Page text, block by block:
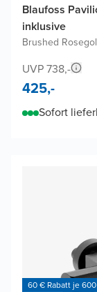
Blaufoss
inklusive
Brushed
UVP 738,-
425,-
Sofort
60 € Rabatt je